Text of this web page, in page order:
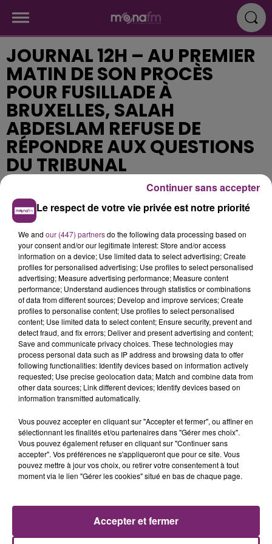
JOURNAL 12H – AU PREMIER
MATIN DE SON PROCÈS
POUR FUSILLADE À
BRUXELLES, SALAH
ABDESLAM REFUSE DE
RÉPONDRE AUX QUESTIONS
DU TRIBUNAL
Publié : 5 février 2018 à 11h57
PHOTOS PUBLICITÉ
Le respect de votre vie privée est notre priorité
We and our (447) partnersdo the following data processing based on
your consent and/or our legitimate interest: Store and/or access
information on a device; Use limited data to select advertising; Create
profiles for personalised advertising; Use profiles to select personalised
advertising; Measure advertising performance; Measure content
performance; Understand audiences through statistics or combinations
of data from different sources; Develop and improve services; Create
profiles to personalise content; Use profiles to select personalised
content; Use limited data to select content; Ensure security, prevent and
detect fraud, and fix errors; Deliver and present advertising and content;
Save and communicate privacy choices. These technologies may
process personal data such as IP address and browsing data to offer
following functionalities: Identify devices based on information actively
requested; Use precise geolocation data; Match and combine data from
other data sources; Link different devices; Identify devices based on
information transmitted automatically.
Vous pouvez accepter en cliquant sur "Accepter et fermer", ou affiner en
sélectionnant les finalités et/ou partenaires dans "Gérer mes choix".
Vous pouvez également refuser en cliquant sur "Continuer sans
accepter". Vos préférences ne s'appliqueront que pour ce site. Vous
pouvez mettre à jour vos choix, ou retirer votre consentement à tout
moment via le lien "Gérer les cookies" situé en bas de chaque page.
Accepter et fermer
Continuer sans accepter